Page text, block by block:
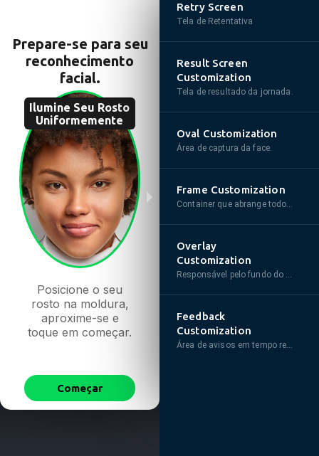
Prepare-se para seu
reconhecimento
facial.
Ilumine Seu Rosto
Uniformemente
Posicione o seu
rosto na moldura,
aproxime-se e
toque em começar.
Começar
Vamos tentar
novamente?
Siga o exemplo de foto ideal
Sua foto Foto ideal
Evite reflexos e
iluminação extrema.
Tentar
Retry Screen
Tela de Retentativa
Result Screen
Customization
Tela de resultado da jornada.
Oval Customization
Área de captura da face.
Frame Customization
Container que abrange todo o desafio.
Overlay
Customization
Responsável pelo fundo do desafio.
Feedback
Customization
Área de avisos em tempo real.